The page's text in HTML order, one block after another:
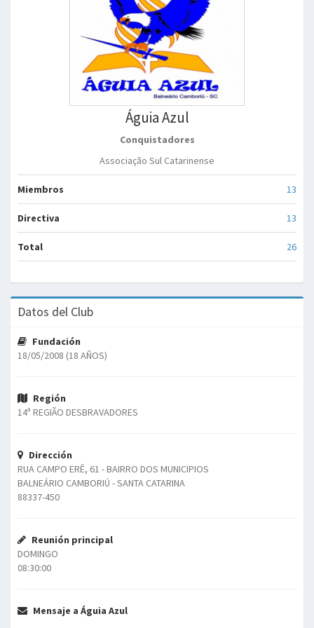
Águia Azul
Conquistadores
Associação Sul Catarinense
Miembros 13
Directiva 13
Total 26
Datos del Club
Fundación
18/05/2008 (18 AÑOS)
Región
14ª REGIÃO DESBRAVADORES
Dirección
RUA CAMPO ERÊ, 61 - BAIRRO DOS MUNICIPIOS
BALNEÁRIO CAMBORIÚ - SANTA CATARINA
88337-450
Reunión principal
DOMINGO
08:30:00
Mensaje a Águia Azul